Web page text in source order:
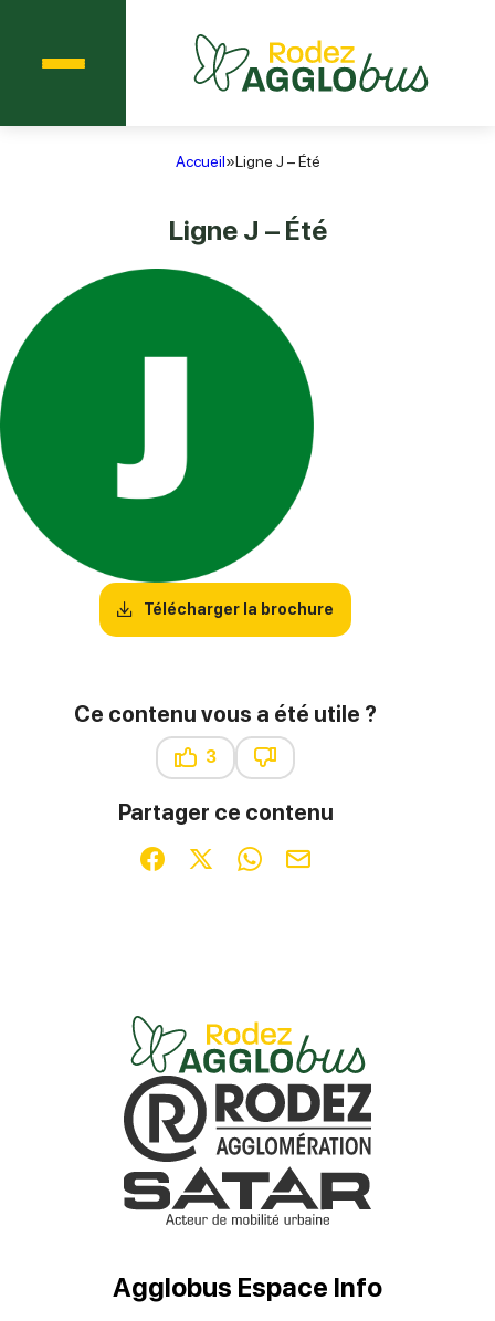
Accueil»Ligne J – Été
Ligne J – Été
Télécharger la brochure
Ce contenu vous a été utile ?
3
Partager ce contenu
Partager sur Facebook (nouvelle fenêtre)
Partager sur X / Twitter (nouvelle
Partager sur WhatsApp
Partager par mail
Agglobus Espace Info